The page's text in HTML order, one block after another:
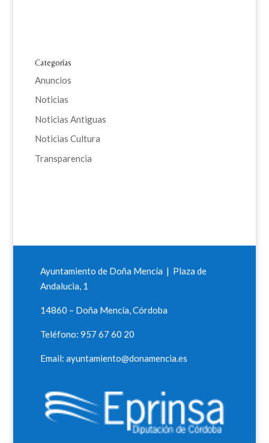
Categorías
Anuncios
Noticias
Noticias Antiguas
Noticias Cultura
Transparencia
Ayuntamiento de Doña Mencía | Plaza de
Andalucia, 1
14860 – Doña Mencía, Córdoba
Teléfono: 957 67 60 20
Email: ayuntamiento@donamencia.es